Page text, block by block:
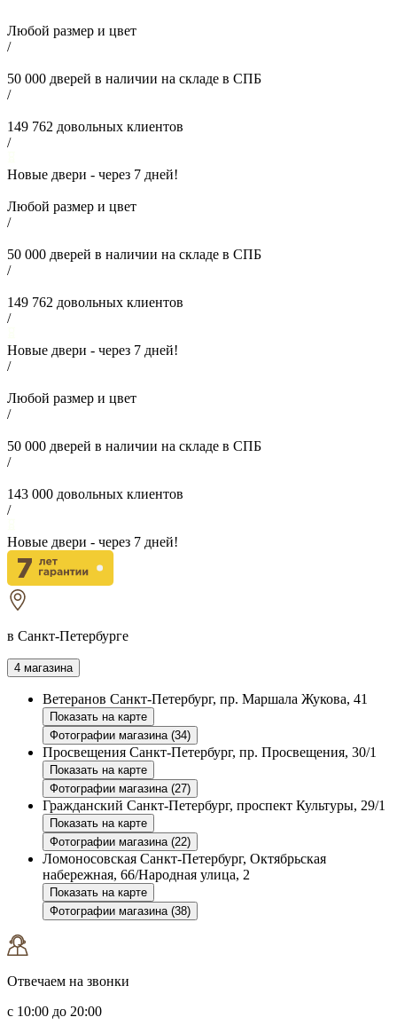
Любой размер и цвет
/
50 000 дверей в наличии на складе в СПБ
/
149 762 довольных клиентов
/
Новые двери - через 7 дней!
Любой размер и цвет
/
50 000 дверей в наличии на складе в СПБ
/
149 762 довольных клиентов
/
Новые двери - через 7 дней!
/
Любой размер и цвет
/
50 000 дверей в наличии на складе в СПБ
/
143 000 довольных клиентов
/
Новые двери - через 7 дней!
в Санкт-Петербурге
4 магазина
Ветеранов Санкт-Петербург, пр. Маршала Жукова, 41
Показать на карте
Фотографии магазина (34)
Просвещения Санкт-Петербург, пр. Просвещения, 30/1
Показать на карте
Фотографии магазина (27)
Гражданский Санкт-Петербург, проспект Культуры, 29/1
Показать на карте
Фотографии магазина (22)
Ломоносовская Санкт-Петербург, Октябрьская
набережная, 66/Народная улица, 2
Показать на карте
Фотографии магазина (38)
Отвечаем на звонки
с 10:00 до 20:00